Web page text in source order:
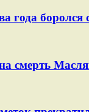
года
смерть